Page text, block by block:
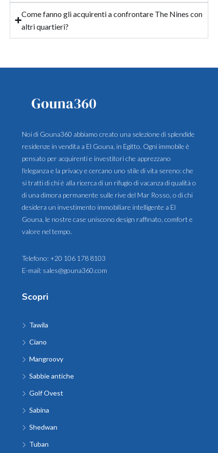
Come fanno gli acquirenti a confrontare The Nines con
altri quartieri?
Noi di Gouna360 abbiamo creato una selezione di splendide
residenze in vendita a El Gouna, in Egitto. Ogni immobile è
pensato per acquirenti e investitori che apprezzano
l'eleganza e la privacy e cercano uno stile di vita sereno: che
si tratti di chi è alla ricerca di un rifugio di vacanza di qualità o
di una dimora permanente sulle rive del Mar Rosso, o di chi
desidera un investimento immobiliare intelligente a El
Gouna, le nostre case uniscono design raffinato, comfort e
valore nel tempo.
Telefono: +20 106 178 8103
E-mail: sales@gouna360.com
Scopri
Tawila
Ciano
Mangroovy
Sabbie antiche
Golf Ovest
Sabina
Shedwan
Tuban